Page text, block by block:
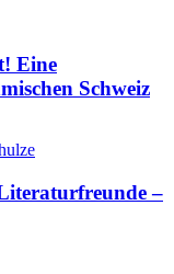
Eine
Schweiz
–